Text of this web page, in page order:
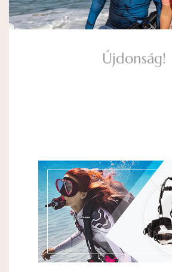
Újdonság!
Megérkeztek az új